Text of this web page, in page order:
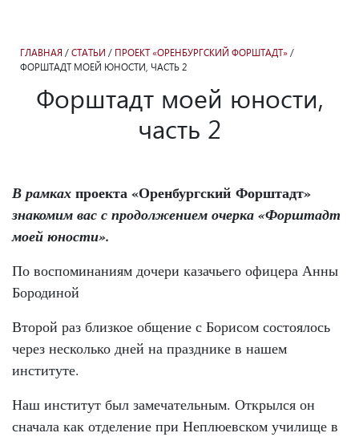
ГЛАВНАЯ / СТАТЬИ / ПРОЕКТ «ОРЕНБУРГСКИЙ ФОРШТАДТ» /
ФОРШТАДТ МОЕЙ ЮНОСТИ, ЧАСТЬ 2
Форштадт моей юности,
часть 2
В рамках проекта «Оренбургский Форштадт»
знакомим вас с продолжением очерка «Форштадт
моей юности».
По воспоминаниям дочери казачьего офицера Анны
Бородиной
Второй раз близкое общение с Борисом состоялось
через несколько дней на празднике в нашем
институте.
Наш институт был замечательным. Открылся он
сначала как отделение при Неплюевском училище в